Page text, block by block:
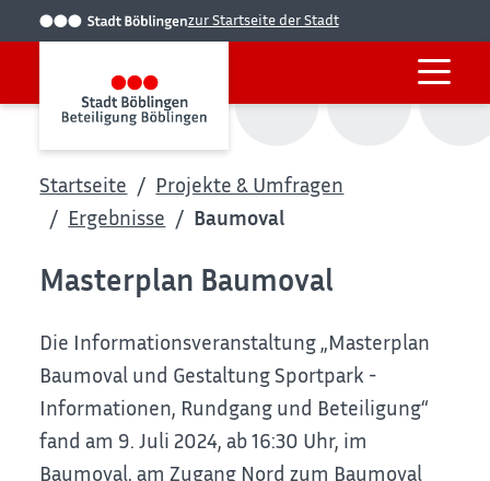
zur Startseite der Stadt
Startseite
Projekte & Umfragen
Ergebnisse
Baumoval
Masterplan Baumoval
Die Informationsveranstaltung „Masterplan
Baumoval und Gestaltung Sportpark -
Informationen, Rundgang und Beteiligung“
fand am 9. Juli 2024, ab 16:30 Uhr, im
Baumoval, am Zugang Nord zum Baumoval